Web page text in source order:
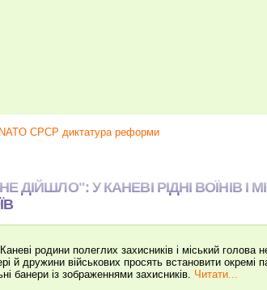
СРСР диктатура реформи
ДІЙШЛО": У КАНЕВІ РІДНІ ВОЇНІВ І
родини полеглих захисників і міський голова
й дружини військових просять встановити окремі
банери із зображеннями захисників. Читати...